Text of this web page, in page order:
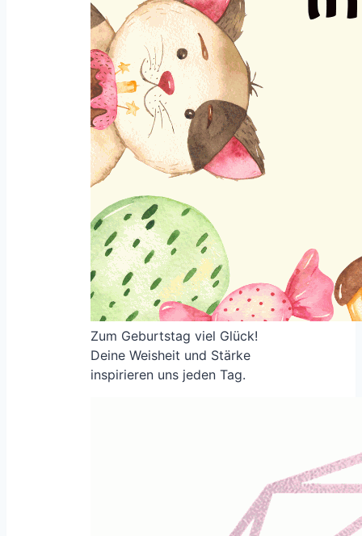
Zum Geburtstag viel Glück!
Deine Weisheit und Stärke
inspirieren uns jeden Tag.